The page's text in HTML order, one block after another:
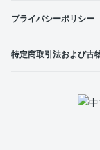
プライバシーポリシー
特定商取引法および古